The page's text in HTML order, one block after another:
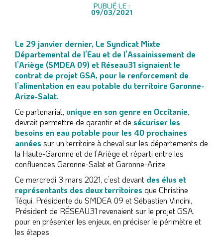
PUBLIÉ LE :
09/03/2021
Le 29 janvier dernier, Le Syndicat Mixte
Départemental de l’Eau et de l’Assainissement de
l’Ariège (SMDEA 09) et Réseau31 signaient le
contrat de projet GSA, pour le renforcement de
l’alimentation en eau potable du territoire Garonne-
Arize-Salat.
Ce partenariat, unique en son genre en Occitanie,
devrait permettre de garantir et de sécuriser les
besoins en eau potable pour les 40 prochaines
années sur un territoire à cheval sur les départements de
la Haute-Garonne et de l’Ariège et réparti entre les
confluences Garonne-Salat et Garonne-Arize.
Ce mercredi 3 mars 2021, c’est devant des élus et
représentants des deux territoires que Christine
Téqui, Présidente du SMDEA 09 et Sébastien Vincini,
Président de RÉSEAU31 revenaient sur le projet GSA,
pour en présenter les enjeux, en préciser le périmètre et
les étapes.